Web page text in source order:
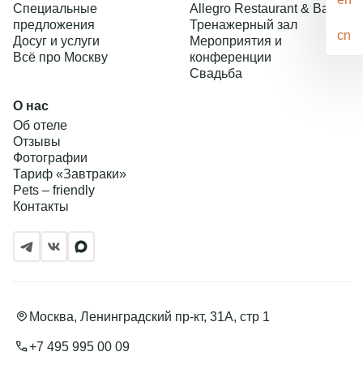
Подробнее
Специальные
предложения
Досуг и услуги
Всё про Москву
Allegro Restaurant & Bar
Тренажерный зал
Мероприятия и
конференции
Свадьба
О нас
Об отеле
Отзывы
Фотографии
Тариф «Завтраки»
Pets – friendly
Контакты
Москва, Ленинградский пр-кт, 31А, стр 1
+7 495 995 00 09
cn